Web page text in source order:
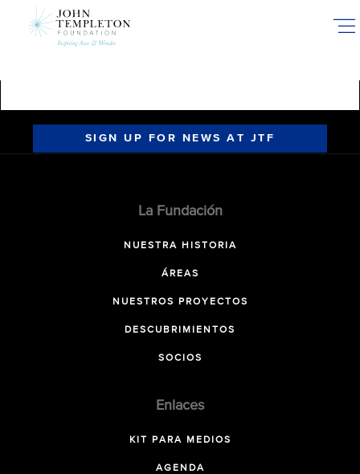
SIGN UP FOR NEWS AT JTF
La Fundación
NUESTRA HISTORIA
ÁREAS
NUESTROS PROYECTOS
DESCUBRIMIENTOS
SOCIOS
Enlaces
KIT PARA MEDIOS
AGENDA